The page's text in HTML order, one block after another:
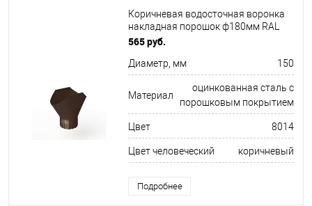
Коричневая водосточная воронка
накладная порошок ф180мм RAL
8014
565 руб.
Диаметр, мм 150
Материал
оцинкованная сталь с
порошковым покрытием
Цвет 8014
Цвет человеческий коричневый
Подробнее